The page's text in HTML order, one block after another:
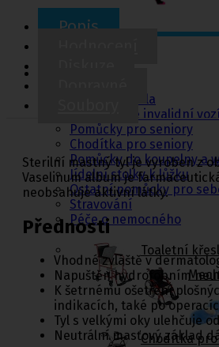
Toaletní křesla
Mechanické invalidní
Pomůcky pro seniory
Chodítka pro seniory
Pomůcky do koupelny a
Jídelní stolky k lůžku
Ostatní pomůcky pro
Stravování
Péče o nemocného
Toaletní
Chodítka
Popis
Sterilní mastný tyl je vyroben z
Vaselinum album je
neobsahuje aktivní látky.
Přednosti
Vhodné zvláště v
Napuštěn hydrofobním
K šetrnému ošetření
indikacích, také po
Tyl s velkými oky ulehčuje
Neutrální masťový základ